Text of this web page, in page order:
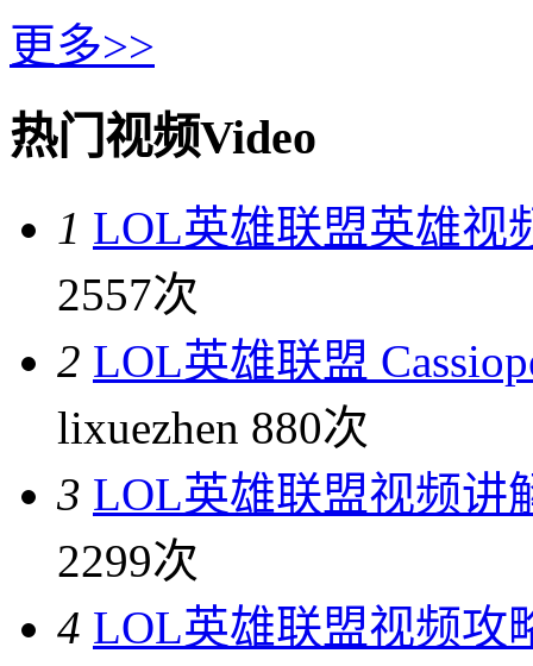
更多>>
热门视频Video
1 LOL英雄联盟英雄视
2557次
2 LOL英雄联盟
lixuezhen 880次
3 LOL英雄联盟视频讲
2299次
4 LOL英雄联盟视频攻